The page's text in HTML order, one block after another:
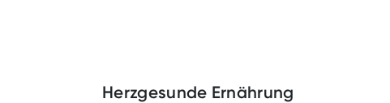
Herzgesunde Ernährung